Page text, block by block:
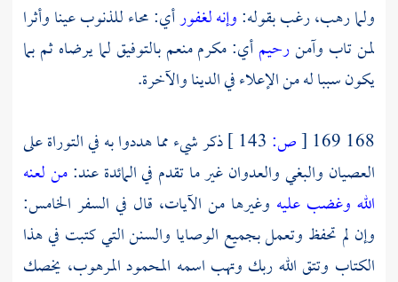
ولما رهب، رغب بقوله:وإنه لغفورأي: محاء للذنوب عينا وأثرا
لمن تاب وآمنرحيمأي: مكرم منعم بالتوفيق لما يرضاه ثم بما
يكون سببا له من الإعلاء في الدينا والآخرة.
168 169
[ص:
ذكر شيء مما هددوا به في التوراة على
العصيان والبغي والعدوان غير ما تقدم في المائدة عند:من لعنه
الله وغضب عليه وغيرها من الآيات، قال في السفر الخامس:
وإن لم تحفظ وتعمل بجميع الوصايا والسنن التي كتبت في هذا
الكتاب وتتق الله ربك وتهب اسمه المحمود المرهوب، يخصك